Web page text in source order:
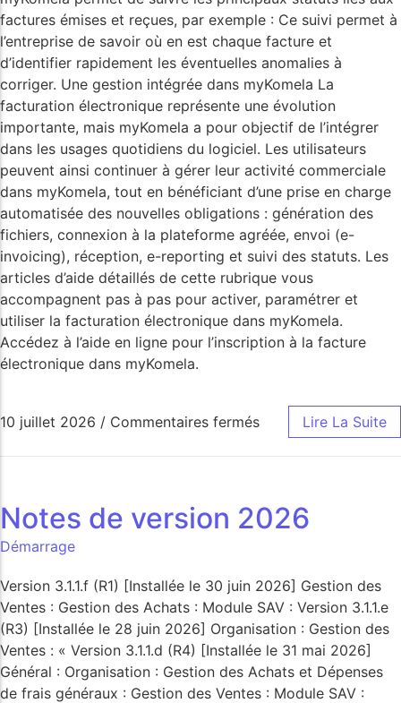
factures émises et reçues, par exemple : Ce suivi permet à
l’entreprise de savoir où en est chaque facture et
d’identifier rapidement les éventuelles anomalies à
corriger. Une gestion intégrée dans myKomela La
facturation électronique représente une évolution
importante, mais myKomela a pour objectif de l’intégrer
dans les usages quotidiens du logiciel. Les utilisateurs
peuvent ainsi continuer à gérer leur activité commerciale
dans myKomela, tout en bénéficiant d’une prise en charge
automatisée des nouvelles obligations : génération des
fichiers, connexion à la plateforme agréée, envoi (e-
invoicing), réception, e-reporting et suivi des statuts. Les
articles d’aide détaillés de cette rubrique vous
accompagnent pas à pas pour activer, paramétrer et
utiliser la facturation électronique dans myKomela.
Accédez à l’aide en ligne pour l’inscription à la facture
électronique dans myKomela.
10 juillet 2026 / Commentaires fermés Lire La Suite
Notes de version 2026
Démarrage
Version 3.1.1.f (R1) [Installée le 30 juin 2026] Gestion des
Ventes : Gestion des Achats : Module SAV : Version 3.1.1.e
(R3) [Installée le 28 juin 2026] Organisation : Gestion des
Ventes : « Version 3.1.1.d (R4) [Installée le 31 mai 2026]
Général : Organisation : Gestion des Achats et Dépenses
de frais généraux : Gestion des Ventes : Module SAV :